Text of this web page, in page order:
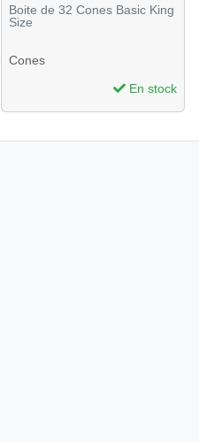
Boite de 32 Cones Basic King
Size
Cones
En stock